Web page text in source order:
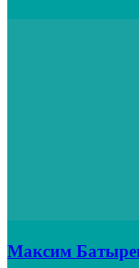
Максим